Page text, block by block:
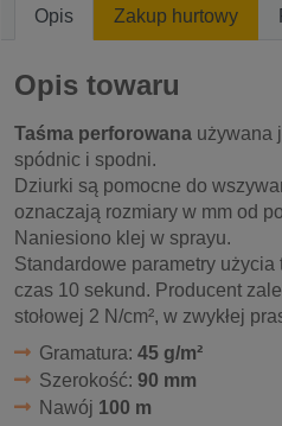
Opis Zakup hurtowy
Opis towaru
Taśma perforowana używana
spódnic i spodni.
Dziurki są pomocne do
oznaczają rozmiary w mm od
Naniesiono klej w sprayu.
Standardowe parametry użycia
czas 10 sekund. Producent
stołowej 2 N/cm², w zwykłej
Gramatura: 45 g/m²
Szerokość: 90 mm
Nawój 100 m